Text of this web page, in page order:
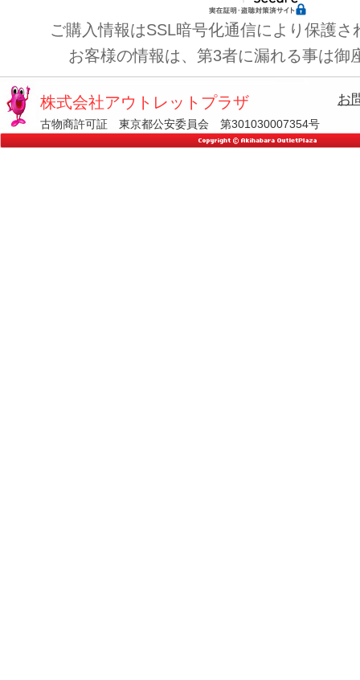
ご購入情報はSSL暗号化通信により保護さ
お客様の情報は、第3者に漏れる事は御
株式会社アウトレットプラザ
古物商許可証 東京都公安委員会 第301030007354号
お